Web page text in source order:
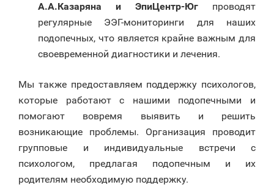
А.А.Казаряна и ЭпиЦентр-Юг проводят
регулярные ЭЭГ-мониторинги для наших
подопечных, что является крайне важным для
своевременной диагностики и лечения.
Мы также предоставляем поддержку психологов,
которые работают с нашими подопечными и
помогают вовремя выявить и решить
возникающие проблемы. Организация проводит
групповые и индивидуальные встречи с
психологом, предлагая подопечным и их
родителям необходимую поддержку.